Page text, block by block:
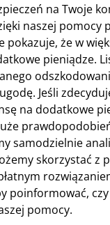
na Twoje
naszej
pokazuje, że w
pieniądze.
Jeśli
na dodatkowe
samodzielnie
skorzystać z
poinformować,
pomocy.